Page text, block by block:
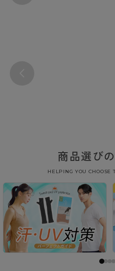
商品選び
HELPING YOU CHOOSE